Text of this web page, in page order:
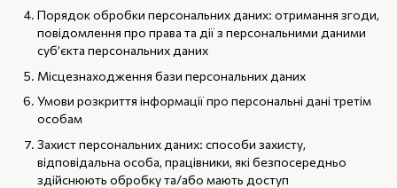
Порядок обробки персональних даних: отримання згоди,
повідомлення про права та дії з персональними даними
суб’єкта персональних даних
Місцезнаходження бази персональних даних
Умови розкриття інформації про персональні дані третім
особам
Захист персональних даних: способи захисту,
відповідальна особа, працівники, які безпосередньо
здійснюють обробку та/або мають доступ